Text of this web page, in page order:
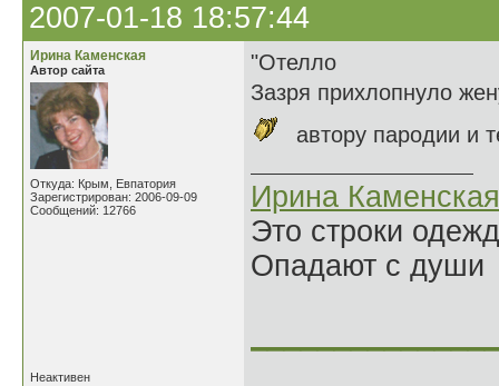
2007-01-18 18:57:44
Ирина Каменская
Автор сайта
Откуда: Крым, Евпатория
Зарегистрирован: 2006-09-09
Сообщений: 12766
"Отелло
Зазря прихлопнуло
автору пародии и
Ирина Каменская
Это строки
Опадают с души
Неактивен